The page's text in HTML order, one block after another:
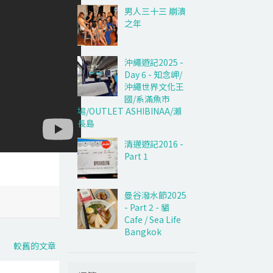
較舊的文章
男人三十三 崩潰
之年
沖繩遊記2025 -
Day 6 - 知念岬/
沖繩世界文化王
國/系滿魚市
場/OUTLET ASHIBINAA/瀨
長島
清邁遊記2016 -
Part 1
曼谷潑水節2025
- Part 2 - 貓
Cafe / Sea Life
Bangkok